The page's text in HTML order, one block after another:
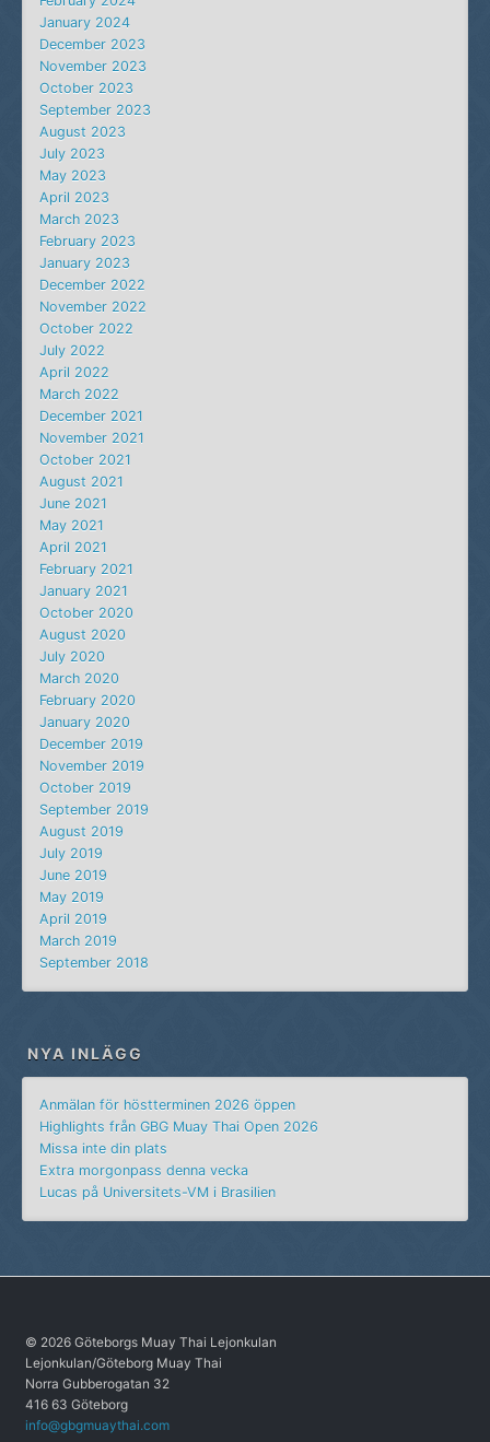
January 2024
December 2023
November 2023
October 2023
September 2023
August 2023
July 2023
May 2023
April 2023
March 2023
February 2023
January 2023
December 2022
November 2022
October 2022
July 2022
April 2022
March 2022
December 2021
November 2021
October 2021
August 2021
June 2021
May 2021
April 2021
February 2021
January 2021
October 2020
August 2020
July 2020
March 2020
February 2020
January 2020
December 2019
November 2019
October 2019
September 2019
August 2019
July 2019
June 2019
May 2019
April 2019
March 2019
September 2018
NYA INLÄGG
Anmälan för höstterminen 2026 öppen
Highlights från GBG Muay Thai Open 2026
Missa inte din plats
Extra morgonpass denna vecka
Lucas på Universitets-VM i Brasilien
© 2026 Göteborgs Muay Thai Lejonkulan
Lejonkulan/Göteborg Muay Thai
Norra Gubberogatan 32
416 63 Göteborg
info@gbgmuaythai.com